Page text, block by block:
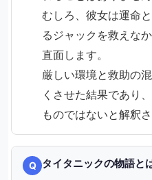
むしろ、彼女は運命
るジャックを救えな
直面します。
厳しい環境と救助の
くさせた結果であり
ものではないと解釈
Q タイタニックの物語と